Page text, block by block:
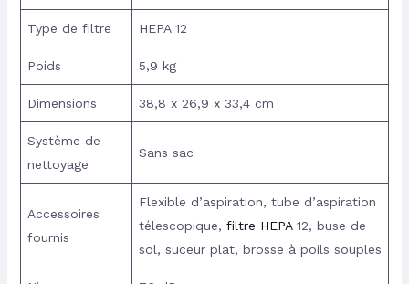
Type de filtre HEPA 12
Poids 5,9 kg
Dimensions 38,8 x 26,9 x 33,4 cm
Système de
nettoyage
Sans sac
Accessoires
fournis
Flexible d’aspiration, tube d’aspiration
télescopique, filtre HEPA12, buse de
sol, suceur plat, brosse à poils souples